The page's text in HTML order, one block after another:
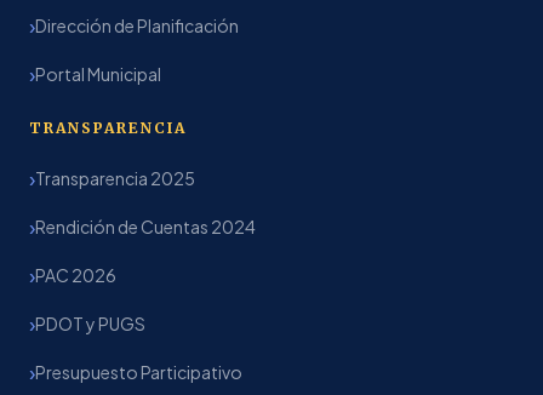
Dirección de Planificación
Portal Municipal
TRANSPARENCIA
Transparencia 2025
Rendición de Cuentas 2024
PAC 2026
PDOT y PUGS
Presupuesto Participativo